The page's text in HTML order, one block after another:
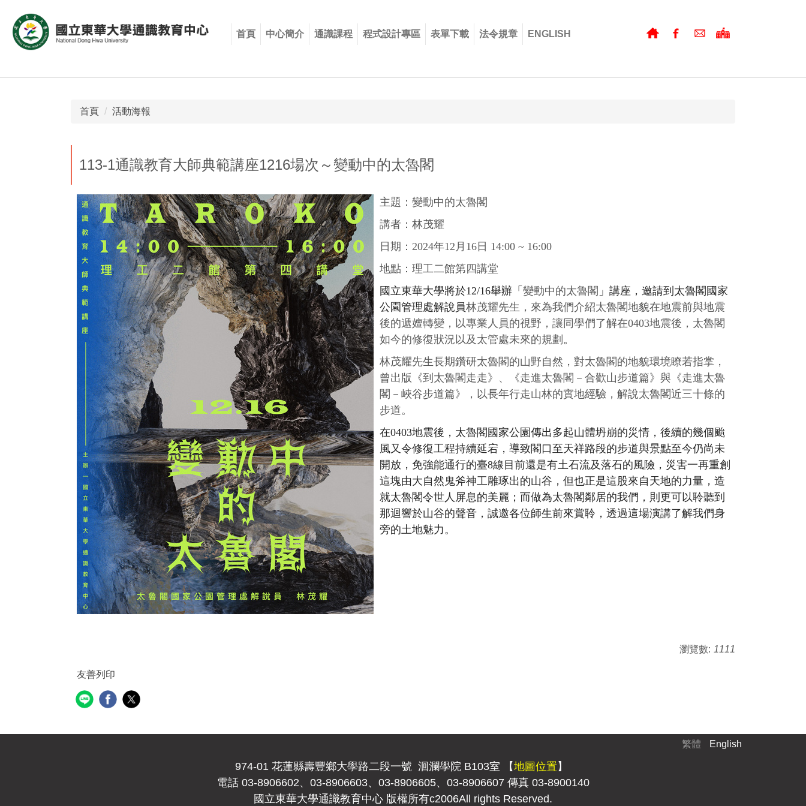
到
主
容
首頁 中心簡介 通識課程 程式設計專區 表單下載 法令規章 ENGLISH
首頁 活動海報
113-1通識教育大師典範講座1216場次～變動中的太魯閣
主題：變動中的太魯閣
講者：林茂耀
日期： 2024年12 月 16 日 14:00 ~ 16:00
地點：理工二館第四講堂
國立東華大學將於12/16舉辦「 變動中的太魯閣 」講座，邀請到太魯閣國家
公園管理處解說員林茂耀先生，來為我們介紹太魯閣地貌在地震前與地震
後的遞嬗轉變，以專業人員的視野，讓同學們了解在0403地震後，太魯閣
如今的修復狀況以及太管處未來的規劃 。
林茂耀先生長期鑽研太魯閣的山野自然，對太魯閣的地貌環境瞭若指掌，
曾出版《到太魯閣走走》、《走進太魯閣－合歡山步道篇》與《走進太魯
閣－峽谷步道篇》，以長年行走山林的實地經驗，解說太魯閣近三十條的
步道。
在0403地震後，太魯閣國家公園傳出多起山體坍崩的災情，後續的幾個颱
風又令修復工程持續延宕，導致閣口至天祥路段的步道與景點至今仍尚未
開放，免強能通行的臺8線目前還是有土石流及落石的風險，災害一再重創
這塊由大自然鬼斧神工雕琢出的山谷，但也正是這股來自天地的力量，造
就太魯閣令世人屏息的美麗；而做為太魯閣鄰居的我們，則更可以聆聽到
那迴響於山谷的聲音，誠邀各位師生前來賞聆，透過這場演講了解我們身
旁的土地魅力。
瀏覽數: 1111
友善列印
繁體 English
974-01 花蓮縣壽豐鄉大學路二段一號 洄瀾學院 B103室 【地圖位置 】
電話 03-8906602、03-8906603、03-8906605、03-8906607 傳真 03-8900140
國立東華大學通識教育中心 版權所有c2006All rights Reserved.